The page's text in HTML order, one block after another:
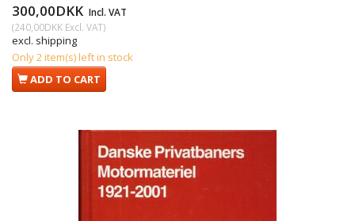
300,00DKK Incl. VAT
(240,00DKK Excl. VAT)
excl. shipping
Only 2 item(s) left in stock
ADD TO CART